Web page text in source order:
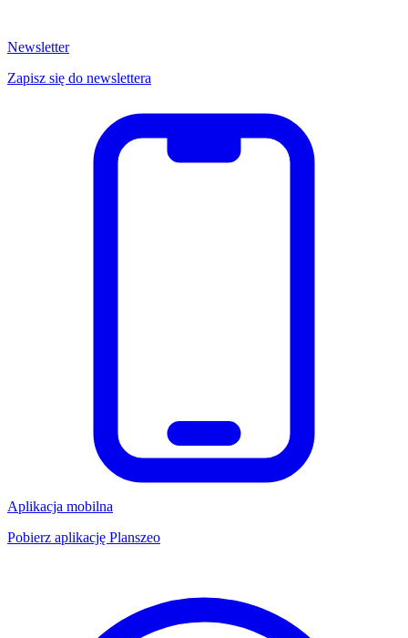
Newsletter
Zapisz się do newslettera
Aplikacja mobilna
Pobierz aplikację Planszeo